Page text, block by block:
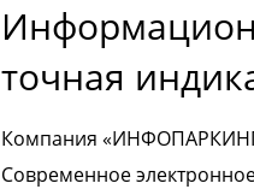
точная
Компания
Современное